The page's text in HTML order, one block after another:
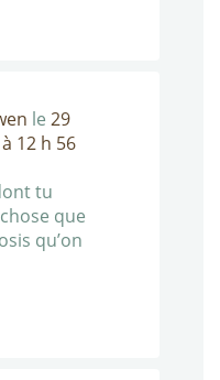
le 29
12 h 56
tu
que
qu’on